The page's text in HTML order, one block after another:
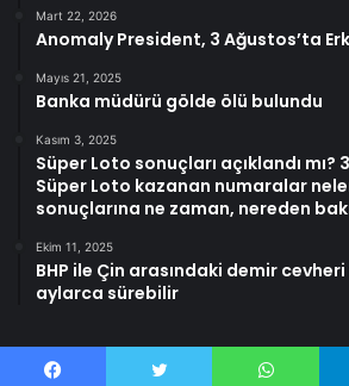
Mart 22, 2026
Anomaly President, 3 Ağustos’ta
Mayıs 21, 2025
Banka müdürü gölde ölü bulundu
Kasım 3, 2025
Süper Loto sonuçları açıklandı mı?
Süper Loto kazanan numaralar
sonuçlarına ne zaman, nereden
Ekim 11, 2025
BHP ile Çin arasındaki demir
aylarca sürebilir